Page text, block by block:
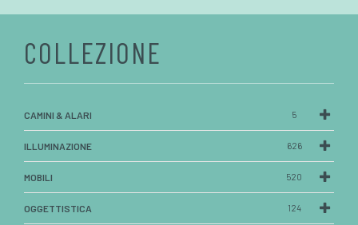
COLLEZIONE
CAMINI & ALARI 5
ILLUMINAZIONE 626
MOBILI 520
OGGETTISTICA 124